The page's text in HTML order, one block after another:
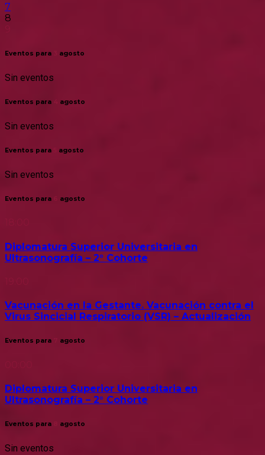
7
8
Eventos para agosto
Sin eventos
Eventos para agosto
Sin eventos
Eventos para agosto
Sin eventos
Eventos para agosto
Diplomatura Superior Universitaria en
Ultrasonografía – 2° Cohorte
Vacunación en la Gestante. Vacunación contra el
Virus Sincicial Respiratorio (VSR) – Actualización
Eventos para agosto
Diplomatura Superior Universitaria en
Ultrasonografía – 2° Cohorte
Eventos para agosto
Sin eventos